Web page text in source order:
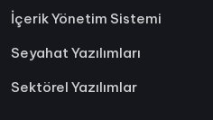
İçerik Yönetim Sistemi
Seyahat Yazılımları
Sektörel Yazılımlar